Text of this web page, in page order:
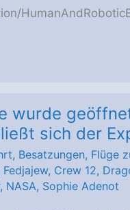
wurde
sich der
, Besatzungen, Flüge
, Crew 12,
, NASA, Sophie Adenot